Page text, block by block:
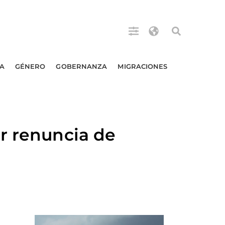
GÉNERO GOBERNANZA MIGRACIONES
renuncia de